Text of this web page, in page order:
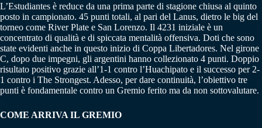
L’Estudiantes è reduce da una prima parte di stagione chiusa al quinto
posto in campionato. 45 punti totali, al pari del Lanus, dietro le big del
torneo come River Plate e San Lorenzo. Il 4231 iniziale è un
concentrato di qualità e di spiccata mentalità offensiva. Doti che sono
state evidenti anche in questo inizio di Coppa Libertadores. Nel girone
C, dopo due impegni, gli argentini hanno collezionato 4 punti. Doppio
risultato positivo grazie all’1-1 contro l’Huachipato e il successo per 2-
1 contro i The Strongest. Adesso, per dare continuità, l’obiettivo tre
punti è fondamentale contro un Gremio ferito ma da non sottovalutare.
COME ARRIVA IL GREMIO